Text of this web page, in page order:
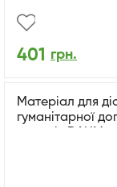
401 грн.
Матеріал для
гуманітарної